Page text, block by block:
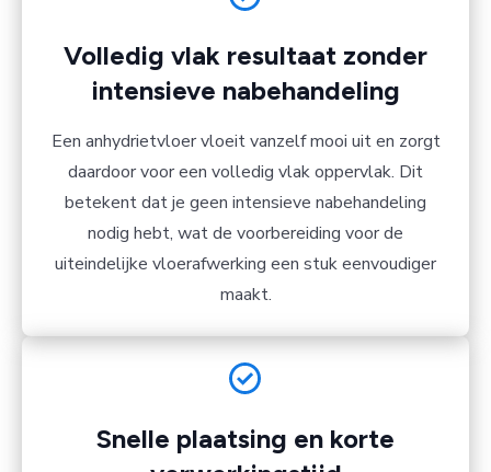
Volledig vlak resultaat zonder
intensieve nabehandeling
Een anhydrietvloer vloeit vanzelf mooi uit en zorgt
daardoor voor een volledig vlak oppervlak. Dit
betekent dat je geen intensieve nabehandeling
nodig hebt, wat de voorbereiding voor de
uiteindelijke vloerafwerking een stuk eenvoudiger
maakt.
Snelle plaatsing en korte